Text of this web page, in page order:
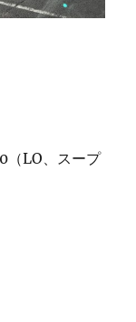
LO、スープ